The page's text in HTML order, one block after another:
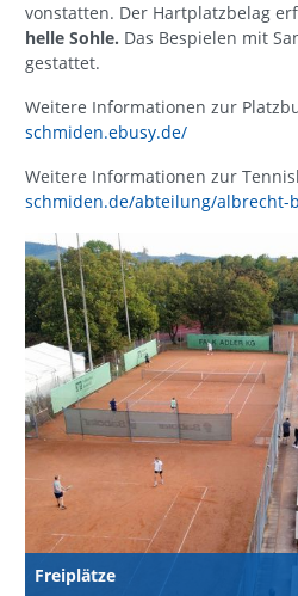
vonstatten. Der Hartplatzbelag
helle Sohle. Das Bespielen mit
gestattet.
Weitere Informationen zur
schmiden.ebusy.de/
Weitere Informationen zur
schmiden.de/abteilung/albrecht-
Freiplätze